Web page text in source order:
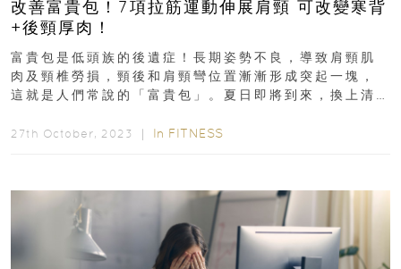
改善富貴包！7項拉筋運動伸展肩頸 可改變寒背
+後頸厚肉！
富貴包是低頭族的後遺症！長期姿勢不良，導致肩頸肌
肉及頸椎勞損，頸後和肩頸彎位置漸漸形成突起一塊，
這就是人們常說的「富貴包」。夏日即將到來，換上清
27th October, 2023 ｜ In FITNESS